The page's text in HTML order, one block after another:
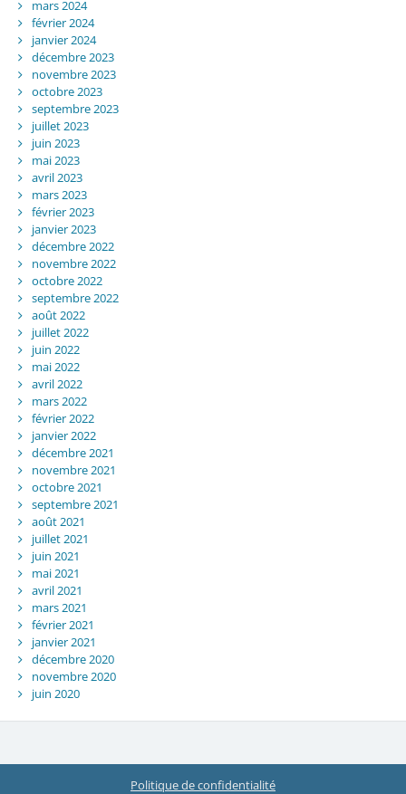
mars 2024
février 2024
janvier 2024
décembre 2023
novembre 2023
octobre 2023
septembre 2023
juillet 2023
juin 2023
mai 2023
avril 2023
mars 2023
février 2023
janvier 2023
décembre 2022
novembre 2022
octobre 2022
septembre 2022
août 2022
juillet 2022
juin 2022
mai 2022
avril 2022
mars 2022
février 2022
janvier 2022
décembre 2021
novembre 2021
octobre 2021
septembre 2021
août 2021
juillet 2021
juin 2021
mai 2021
avril 2021
mars 2021
février 2021
janvier 2021
décembre 2020
novembre 2020
juin 2020
Politique de confidentialité